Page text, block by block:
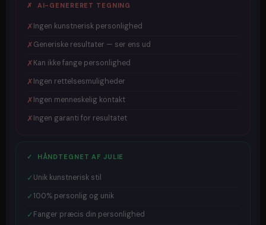
✗ AI-GENERERET TEGNING
✗Ingen kunstnerisk personlighed
✗Generiske resultater — ser ens ud
✗Kan ikke fange personlighed
✗Ingen rettelsesmuligheder
✗Ingen menneskelig kontakt
✗Ingen garanti for resultatet
✓ HÅNDTEGNET AF JULIE
✓ Unik kunstnerisk stil
✓100% personlig og unik
✓ Fanger præcis din personlighed